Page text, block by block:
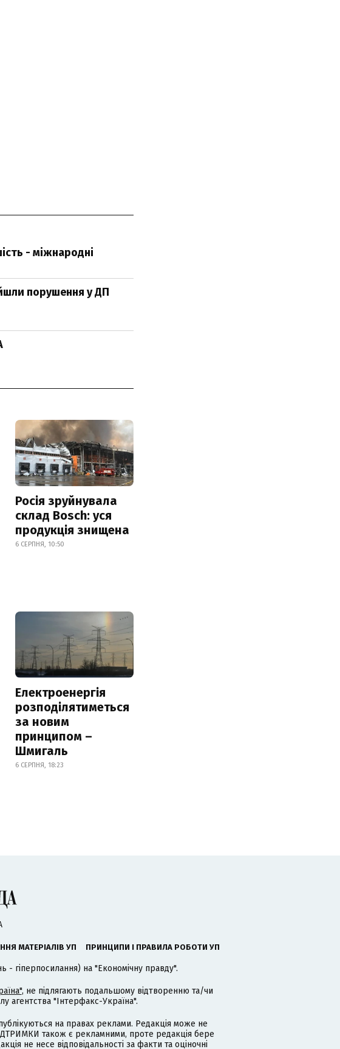
- міжнародні
порушення у ДП
Росія зруйнувала
склад Bosch: уся
продукція знищена
6 СЕРПНЯ, 10:50
Електроенергія
розподілятиметься
за новим
принципом –
Шмигаль
6 СЕРПНЯ, 18:23
МАТЕРІАЛІВ УП ПРИНЦИПИ І ПРАВИЛА РОБОТИ УП
- гіперпосилання) на "Економічну правду".
, не підлягають подальшому відтворенню та/чи
агентства "Інтерфакс-Україна".
на правах реклами. Редакція може не
також є рекламними, проте редакція бере
не несе відповідальності за факти та оціночні